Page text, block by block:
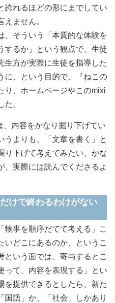
誇れるほどの形にまでしてい
ません。
そういう「本質的な体験を
するか」という観点で、生徒
生方が実際に生徒を指導した
に、という目的で、『ねこの
り、ホームページやこのmixi
。
内容をかなり掘り下げてい
うよりも、「文章を書く」と
り下げて考えてみたい、かな
、実際には読んでくださるよ
けで終わるわけがない
事を順序だてて考える」こ
いどこにあるのか、というこ
という面では、寄与するとこ
って、内容を表現する」とい
を提供できるとしたら、新た
国語」か、「社会」しかあり